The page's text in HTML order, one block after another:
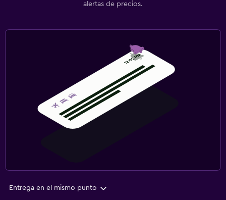
alertas de precios.
Entrega en el mismo punto